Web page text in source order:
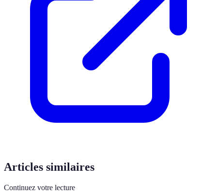
Articles similaires
Continuez votre lecture